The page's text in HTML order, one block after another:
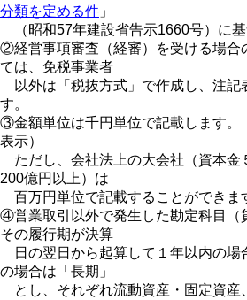
分類を定める件 」
（昭和57年建設省告示1660号）に基
②経営事項審査（経審）を受ける場合
ては、免税事業者
以外は「税抜方式」で作成し、注記
す。
③金額単位は千円単位で記載します。
表示）
ただし、会社法上の大会社（資本金
200億円以上）は
百万円単位で記載することができま
④営業取引以外で発生した勘定科目（
その履行期が決算
日の翌日から起算して１年以内の場
の場合は「長期」
とし、それぞれ流動資産・固定資産